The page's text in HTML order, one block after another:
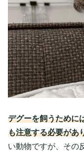
デグーを飼うために
も注意する必要があ
い動物ですが、その